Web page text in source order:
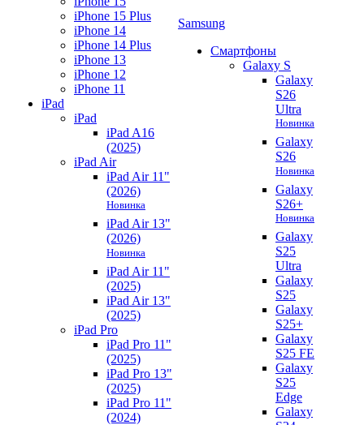
iPhone 15 Plus
iPhone 14
iPhone 14 Plus
iPhone 13
iPhone 12
iPhone 11
iPad
iPad
iPad A16
(2025)
iPad Air
iPad Air 11"
(2026)
Новинка
iPad Air 13"
(2026)
Новинка
iPad Air 11"
(2025)
iPad Air 13"
(2025)
iPad Pro
iPad Pro 11"
(2025)
iPad Pro 13"
(2025)
iPad Pro 11"
(2024)
Samsung
Смартфоны
Galaxy S
Galaxy
S26
Ultra
Новинка
Galaxy
S26
Новинка
Galaxy
S26+
Новинка
Galaxy
S25
Ultra
Galaxy
S25
Galaxy
S25+
Galaxy
S25 FE
Galaxy
S25
Edge
Galaxy